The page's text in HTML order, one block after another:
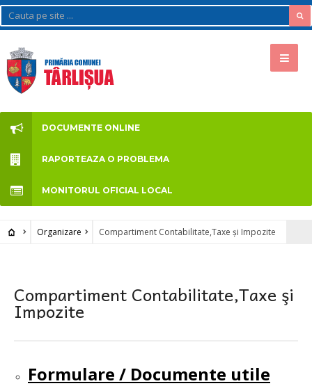
DOCUMENTE ONLINE
RAPORTEAZA O PROBLEMA
MONITORUL OFICIAL LOCAL
Organizare Compartiment Contabilitate,Taxe şi Impozite
Compartiment Contabilitate,Taxe şi
Impozite
Formulare / Documente utile